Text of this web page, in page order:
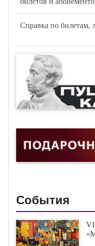
Справка по билетам,
События